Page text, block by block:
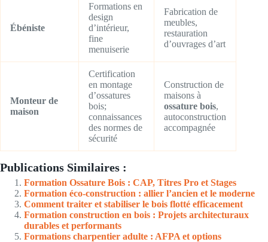
Ébéniste
Formations en
design
d’intérieur,
fine
menuiserie
Fabrication de
meubles,
restauration
d’ouvrages d’art
Monteur de
maison
Certification
en montage
d’ossatures
bois;
connaissances
des normes de
sécurité
Construction de
maisons à
ossature bois,
autoconstruction
accompagnée
Publications Similaires :
Formation Ossature Bois : CAP, Titres Pro et Stages
Formation éco-construction : allier l’ancien et le moderne
Comment traiter et stabiliser le bois flotté efficacement
Formation construction en bois : Projets architecturaux
durables et performants
Formations charpentier adulte : AFPA et options